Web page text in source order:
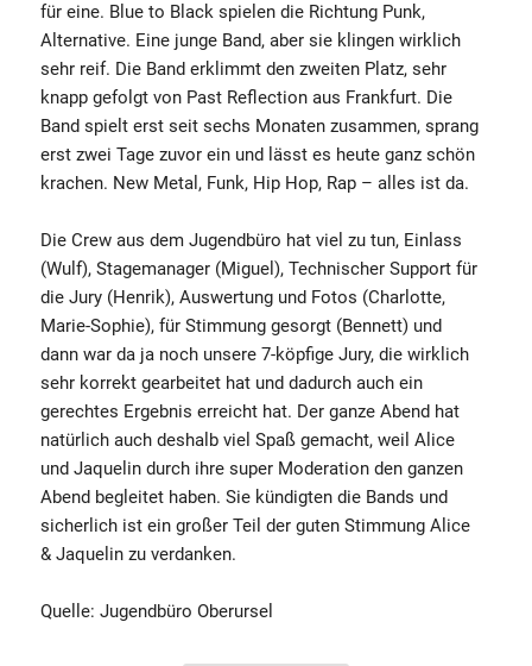
für eine. Blue to Black spielen die Richtung Punk,
Alternative. Eine junge Band, aber sie klingen wirklich
sehr reif. Die Band erklimmt den zweiten Platz, sehr
knapp gefolgt von Past Reflection aus Frankfurt. Die
Band spielt erst seit sechs Monaten zusammen, sprang
erst zwei Tage zuvor ein und lässt es heute ganz schön
krachen. New Metal, Funk, Hip Hop, Rap – alles ist da.
Die Crew aus dem Jugendbüro hat viel zu tun, Einlass
(Wulf), Stagemanager (Miguel), Technischer Support für
die Jury (Henrik), Auswertung und Fotos (Charlotte,
Marie-Sophie), für Stimmung gesorgt (Bennett) und
dann war da ja noch unsere 7-köpfige Jury, die wirklich
sehr korrekt gearbeitet hat und dadurch auch ein
gerechtes Ergebnis erreicht hat. Der ganze Abend hat
natürlich auch deshalb viel Spaß gemacht, weil Alice
und Jaquelin durch ihre super Moderation den ganzen
Abend begleitet haben. Sie kündigten die Bands und
sicherlich ist ein großer Teil der guten Stimmung Alice
& Jaquelin zu verdanken.
Quelle: Jugendbüro Oberursel